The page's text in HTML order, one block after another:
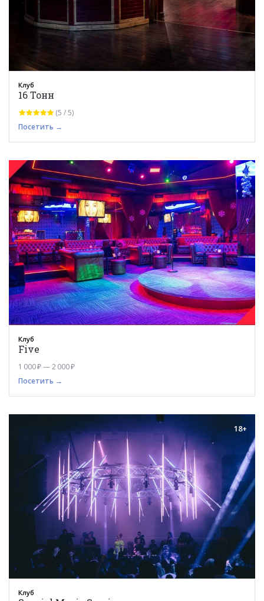
Клуб
16 Тонн
(5 / 5)
Посетить →
Клуб
Five
1 000 ₽ — 2 000 ₽
Посетить →
18+
Клуб